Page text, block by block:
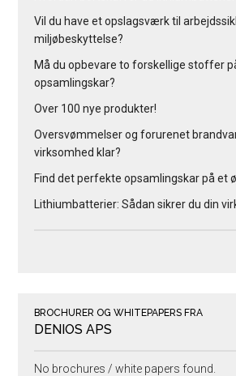
Vil du have et opslagsværk til
miljøbeskyttelse?
Må du opbevare to forskellige stoffer
opsamlingskar?
Over 100 nye produkter!
Oversvømmelser og forurenet
virksomhed klar?
Find det perfekte opsamlingskar på et
Lithiumbatterier: Sådan sikrer du din
BROCHURER OG WHITEPAPERS FRA
DENIOS APS
No brochures / white papers found.